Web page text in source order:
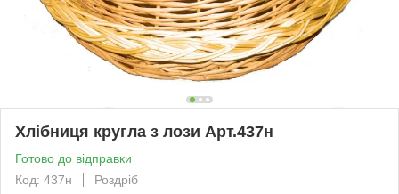
Хлібниця кругла з лози Арт.437н
Готово до відправки
Код: 437н
Роздріб